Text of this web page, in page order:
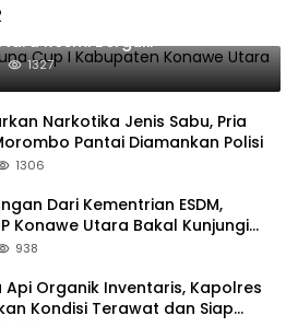
Taruna Cup I Kabupaten
Resmi Bergulir
1327
Narkotika Jenis Sabu, Pria
Pantai Diamankan Polisi
1306
Dari Kementrian ESDM,
Konawe Utara Bakal Kunjungi
di Konut
938
Api Organik Inventaris, Kapolres
Kondisi Terawat dan Siap